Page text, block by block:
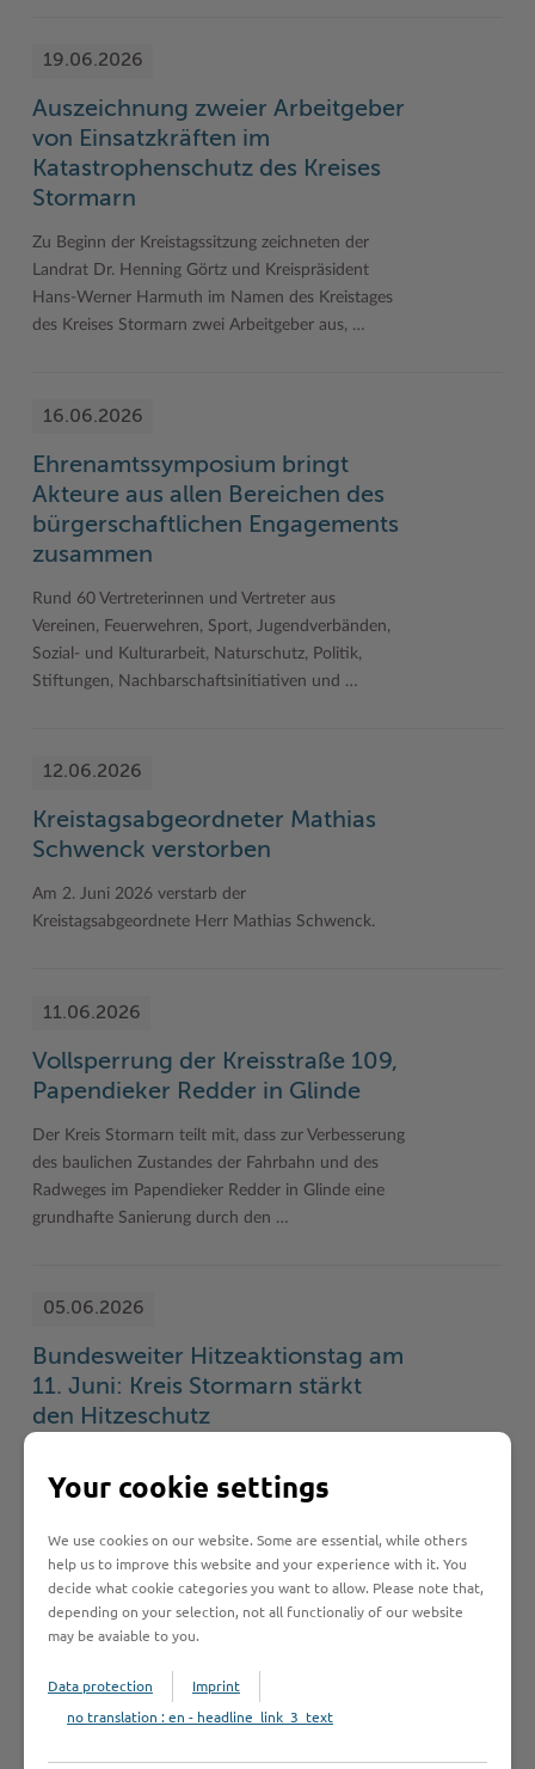
19.06.2026
Auszeichnung zweier Arbeitgeber
von Einsatzkräften im
Katastrophenschutz des Kreises
Stormarn
Zu Beginn der Kreistagssitzung zeichneten der
Landrat Dr. Henning Görtz und Kreispräsident
Hans-Werner Harmuth im Namen des Kreistages
des Kreises Stormarn zwei Arbeitgeber aus, …
16.06.2026
Ehrenamtssymposium bringt
Akteure aus allen Bereichen des
bürgerschaftlichen Engagements
zusammen
Rund 60 Vertreterinnen und Vertreter aus
Vereinen, Feuerwehren, Sport, Jugendverbänden,
Sozial- und Kulturarbeit, Naturschutz, Politik,
Stiftungen, Nachbarschaftsinitiativen und …
12.06.2026
Kreistagsabgeordneter Mathias
Schwenck verstorben
Am 2. Juni 2026 verstarb der
Kreistagsabgeordnete Herr Mathias Schwenck.
11.06.2026
Vollsperrung der Kreisstraße 109,
Papendieker Redder in Glinde
Der Kreis Stormarn teilt mit, dass zur Verbesserung
des baulichen Zustandes der Fahrbahn und des
Radweges im Papendieker Redder in Glinde eine
grundhafte Sanierung durch den …
05.06.2026
Bundesweiter Hitzeaktionstag am
11. Juni: Kreis Stormarn stärkt
den Hitzeschutz
11. Juni 2026 ruft der Kreis Stormarn dazu auf,
nehmen und aufeinander zu achten. …
05.06.2026
Kreis schafft Außenstelle für die
Woldenhorn-Schule
Your cookie settings
We use cookies on our website. Some are essential, while others
help us to improve this website and your experience with it. You
decide what cookie categories you want to allow. Please note that,
depending on your selection, not all functionaliy of our website
may be avaiable to you.
Data protection
Imprint
no translation : en - headline_link_3_text